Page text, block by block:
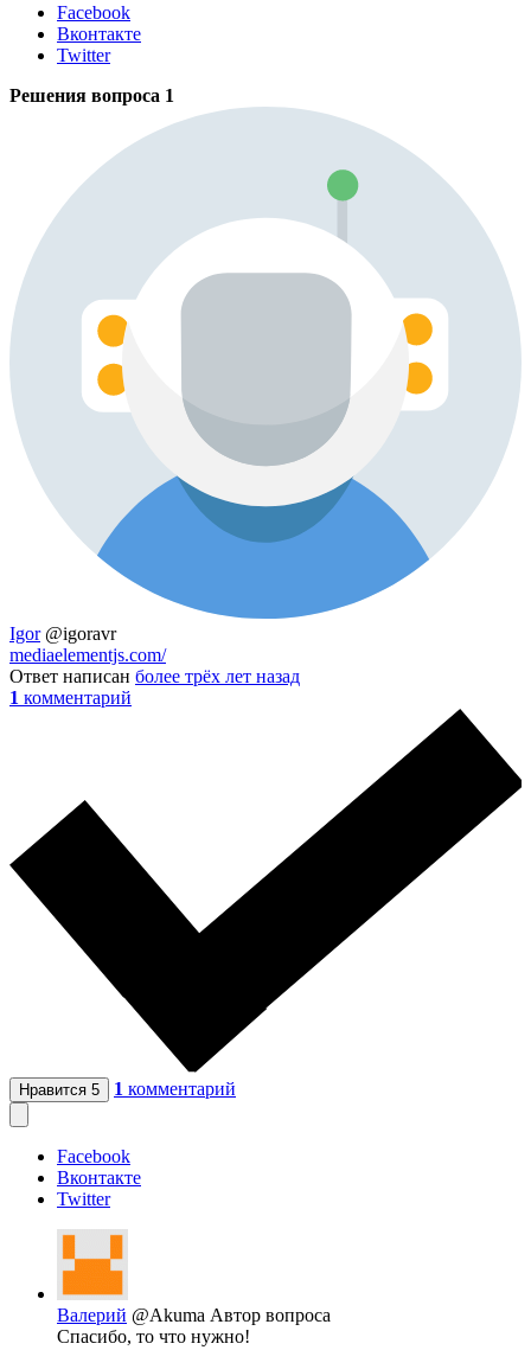
Facebook
Вконтакте
Twitter
Решения вопроса 1
Igor @igoravr
mediaelementjs.com/
Ответ написан более трёх лет назад
1 комментарий
Нравится 5 1 комментарий
Facebook
Вконтакте
Twitter
Валерий @Akuma Автор вопроса
Спасибо, то что нужно!